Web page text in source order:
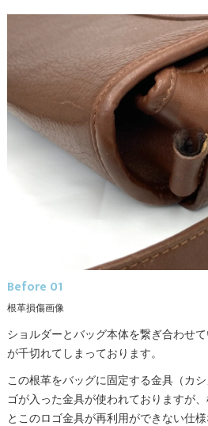
Before 01
根革損傷画像
ショルダーとバッグ本体を繋ぎ合わせ
が千切れてしまっております。
この根革をバッグに固定する金具（カ
ゴが入った金具が使われておりますが
とこのロゴ金具が再利用ができない仕